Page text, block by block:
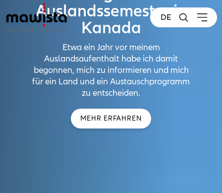
DE
Auslandssemester in
Kanada
Etwa ein Jahr vor meinem
Auslandsaufenthalt habe ich damit
begonnen, mich zu informieren und mich
für ein Land und ein Austauschprogramm
zu entscheiden.
MEHR ERFAHREN